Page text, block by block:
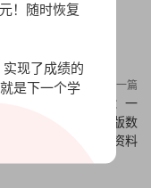
下一篇
文件】23年新版：一
册《密解1对1》人教版数
学辅导学习资料
！随时恢复
现了成绩的
是下一个学